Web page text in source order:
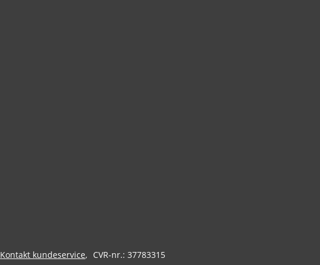
Kontakt kundeservice CVR-nr.: 37783315